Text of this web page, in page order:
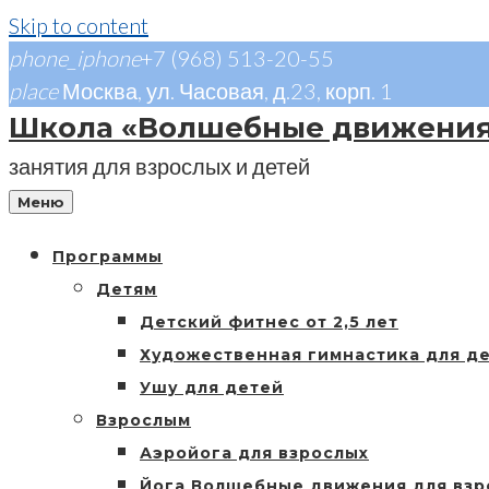
Skip to content
phone_iphone+7 (968) 513-20-55
placeМосква, ул. Часовая, д.23, корп. 1
Школа «Волшебные
занятия для взрослых и детей
Меню
Программы
Детям
Детский фитнес от 2,5 лет
Художественная гимнастика для
Ушу для детей
Взрослым
Аэройога для взрослых